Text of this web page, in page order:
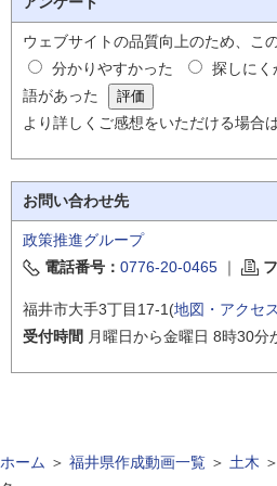
ウェブサイトの品質向上のため、こ
分かりやすかった
探しにく
語があった
より詳しくご感想をいただける場合
お問い合わせ先
政策推進グループ
電話番号： 0776-20-0465 ｜
福井市大手3丁目17-1(地図・アクセ
受付時間 月曜日から金曜日 8時30
ホーム ＞ 福井県作成動画一覧 ＞ 土木